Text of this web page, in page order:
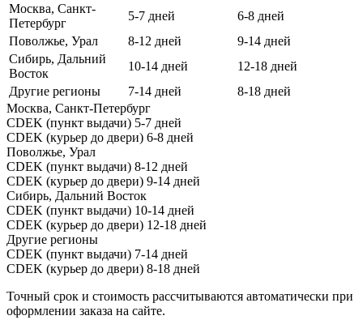
Москва, Санкт-
Петербург
5-7 дней
6-8 дней
Поволжье, Урал
8-12 дней
9-14 дней
Сибирь, Дальний
Восток
10-14 дней
12-18 дней
Другие регионы
7-14 дней
8-18 дней
Москва, Санкт-Петербург
CDEK (пункт выдачи) 5-7 дней
CDEK (курьер до двери) 6-8 дней
Поволжье, Урал
CDEK (пункт выдачи) 8-12 дней
CDEK (курьер до двери) 9-14 дней
Сибирь, Дальний Восток
CDEK (пункт выдачи) 10-14 дней
CDEK (курьер до двери) 12-18 дней
Другие регионы
CDEK (пункт выдачи) 7-14 дней
CDEK (курьер до двери) 8-18 дней
Точный срок и стоимость рассчитываются автоматически при
оформлении заказа на сайте.